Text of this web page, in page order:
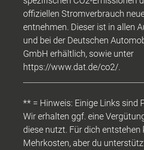
offiziellen Stromverbrauch
entnehmen. Dieser ist in allen
und bei der Deutschen
GmbH erhältlich, sowie unter
https://www.dat.de/co2/.
** = Hinweis: Einige Links sind
Wir erhalten ggf. eine
diese nutzt. Für dich entstehen
Mehrkosten, aber du